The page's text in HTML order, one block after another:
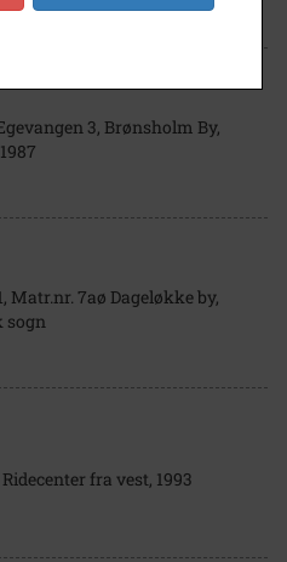
3, Brønsholm By,
Matr.nr. 7aø Dageløkke by,
sogn
fra vest, 1993